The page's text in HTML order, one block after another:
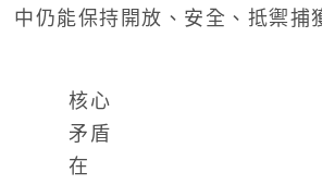
中仍能保持開放、安全、抵禦捕
核心
矛盾
在